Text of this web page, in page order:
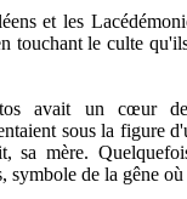
et les
touchant le culte
avait un cœur
sous la figure
sa mère.
symbole de la gêne